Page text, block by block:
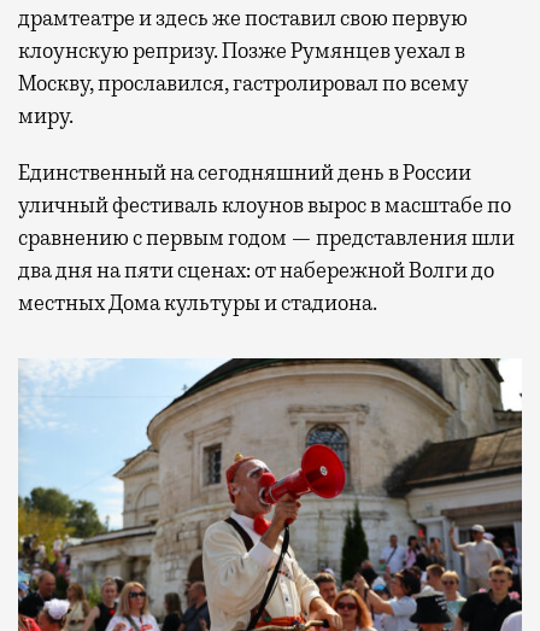
драмтеатре и здесь же поставил свою первую
клоунскую репризу. Позже Румянцев уехал в
Москву, прославился, гастролировал по всему
миру.
Единственный на сегодняшний день в России
уличный фестиваль клоунов вырос в масштабе по
сравнению с первым годом — представления шли
два дня на пяти сценах: от набережной Волги до
местных Дома культуры и стадиона.